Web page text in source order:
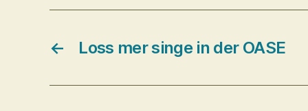
← Loss mer singe in der OASE